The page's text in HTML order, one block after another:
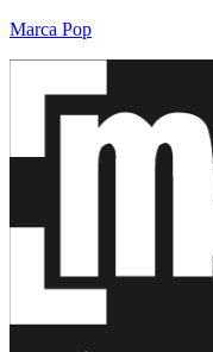
Marca Pop